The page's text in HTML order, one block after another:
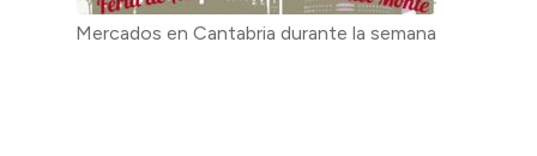
Mercados en Cantabria durante la semana